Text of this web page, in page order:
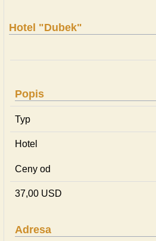
Hotel "Dubek"
Popis
Typ
Hotel
Ceny od
37,00 USD
Adresa